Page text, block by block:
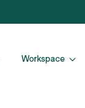
Workspace